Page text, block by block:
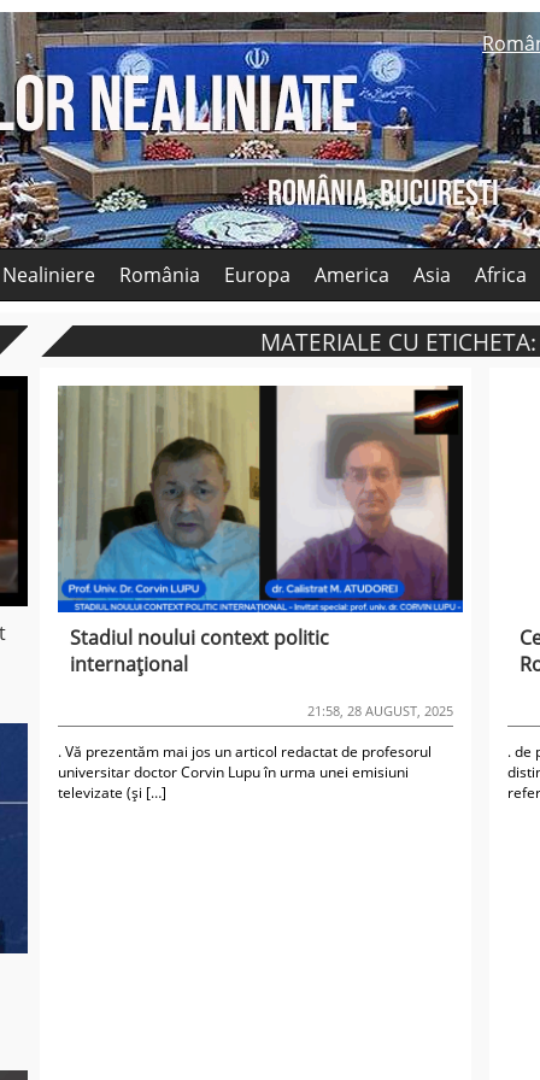
România Europa America Asia Africa
MATERIALE CU
Stadiul noului context politic
internațional
21:58, 28 AUGUST, 2025
. Vă prezentăm mai jos un articol redactat de profesorul
universitar doctor Corvin Lupu în urma unei emisiuni
televizate (și […]
. de